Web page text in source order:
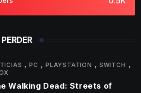
,PC ,PLAYSTATION , SWITCH ,
Walking Dead: Streets of